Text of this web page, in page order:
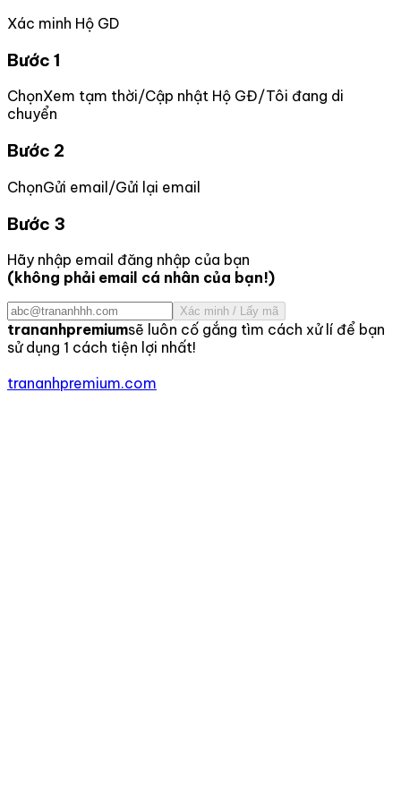
Xác minh Hộ GD
Bước 1
ChọnXem tạm thời/Cập nhật Hộ GĐ/Tôi đang di
chuyển
Bước 2
ChọnGửi email/Gửi lại email
Bước 3
Hãy nhập email đăng nhập của bạn
(không phải email cá nhân của bạn!)
Xác minh / Lấy mã
trananhpremiumsẽ luôn cố gắng tìm cách xử lí để bạn
sử dụng 1 cách tiện lợi nhất!
trananhpremium.com